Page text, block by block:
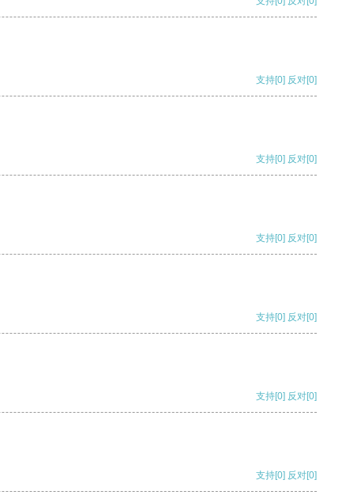
支持[0] 反对[0]
支持[0] 反对[0]
支持[0] 反对[0]
支持[0] 反对[0]
支持[0] 反对[0]
支持[0] 反对[0]